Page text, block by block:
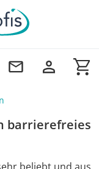
barrierefreies